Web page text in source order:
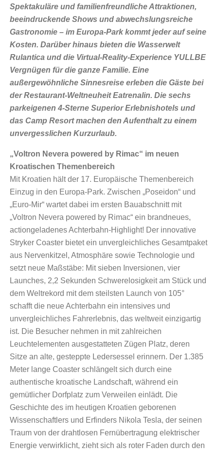
Spektakuläre und familienfreundliche Attraktionen,
beeindruckende Shows und abwechslungsreiche
Gastronomie – im Europa-Park kommt jeder auf seine
Kosten. Darüber hinaus bieten die Wasserwelt
Rulantica und die Virtual-Reality-Experience YULLBE
Vergnügen für die ganze Familie. Eine
außergewöhnliche Sinnesreise erleben die Gäste bei
der Restaurant-Weltneuheit Eatrenalin. Die sechs
parkeigenen 4-Sterne Superior Erlebnishotels und
das Camp Resort machen den Aufenthalt zu einem
unvergesslichen Kurzurlaub.
„Voltron Nevera powered by Rimac“ im neuen
Kroatischen Themenbereich
Mit Kroatien hält der 17. Europäische Themenbereich
Einzug in den Europa-Park. Zwischen „Poseidon“ und
„Euro-Mir“ wartet dabei im ersten Bauabschnitt mit
„Voltron Nevera powered by Rimac“ ein brandneues,
actiongeladenes Achterbahn-Highlight! Der innovative
Stryker Coaster bietet ein unvergleichliches Gesamtpaket
aus Nervenkitzel, Atmosphäre sowie Technologie und
setzt neue Maßstäbe: Mit sieben Inversionen, vier
Launches, 2,2 Sekunden Schwerelosigkeit am Stück und
dem Weltrekord mit dem steilsten Launch von 105°
schafft die neue Achterbahn ein intensives und
unvergleichliches Fahrerlebnis, das weltweit einzigartig
ist. Die Besucher nehmen in mit zahlreichen
Leuchtelementen ausgestatteten Zügen Platz, deren
Sitze an alte, gesteppte Ledersessel erinnern. Der 1.385
Meter lange Coaster schlängelt sich durch eine
authentische kroatische Landschaft, während ein
gemütlicher Dorfplatz zum Verweilen einlädt. Die
Geschichte des im heutigen Kroatien geborenen
Wissenschaftlers und Erfinders Nikola Tesla, der seinen
Traum von der drahtlosen Fernübertragung elektrischer
Energie verwirklicht, zieht sich als roter Faden durch den